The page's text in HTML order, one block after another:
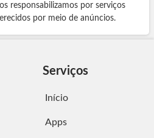
responsabilizamos por serviços
por meio de anúncios.
Serviços
Início
Apps